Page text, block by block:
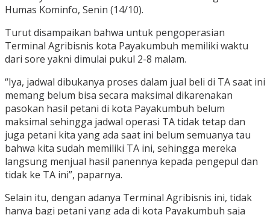
Humas Kominfo, Senin (14/10).
Turut disampaikan bahwa untuk pengoperasian
Terminal Agribisnis kota Payakumbuh memiliki waktu
dari sore yakni dimulai pukul 2-8 malam.
“Iya, jadwal dibukanya proses dalam jual beli di TA saat ini
memang belum bisa secara maksimal dikarenakan
pasokan hasil petani di kota Payakumbuh belum
maksimal sehingga jadwal operasi TA tidak tetap dan
juga petani kita yang ada saat ini belum semuanya tau
bahwa kita sudah memiliki TA ini, sehingga mereka
langsung menjual hasil panennya kepada pengepul dan
tidak ke TA ini”, paparnya.
Selain itu, dengan adanya Terminal Agribisnis ini, tidak
hanya bagi petani yang ada di kota Payakumbuh saja